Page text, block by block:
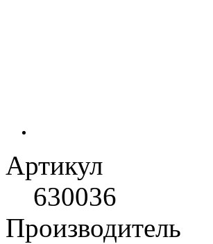
Артикул
630036
Производитель